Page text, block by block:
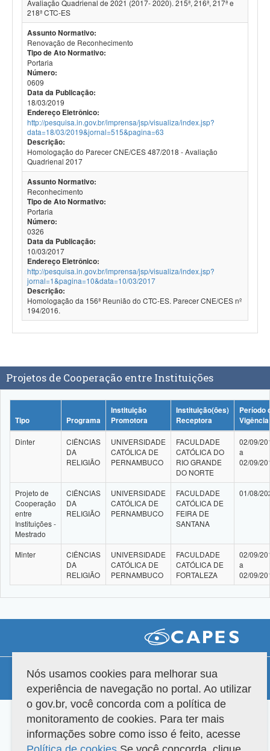
Avaliação Quadrienal de 2021 (2017- 2020). 215ª, 216ª, 217ª e
218ª CTC-ES
Assunto Normativo:
Renovação de Reconhecimento
Tipo de Ato Normativo:
Portaria
Número:
0609
Data da Publicação:
18/03/2019
Endereço Eletrônico:
http://pesquisa.in.gov.br/imprensa/jsp/visualiza/index.jsp?
data=18/03/2019&jornal=515&pagina=63
Descrição:
Homologação do Parecer CNE/CES 487/2018 - Avaliação
Quadrienal 2017
Assunto Normativo:
Reconhecimento
Tipo de Ato Normativo:
Portaria
Número:
0326
Data da Publicação:
10/03/2017
Endereço Eletrônico:
http://pesquisa.in.gov.br/imprensa/jsp/visualiza/index.jsp?
jornal=1&pagina=10&data=10/03/2017
Descrição:
Homologação da 156ª Reunião do CTC-ES. Parecer CNE/CES nº
194/2016.
Projetos de Cooperação entre Instituições
Tipo Programa
Instituição
Promotora
Instituição(ões)
Receptora
Período
Vigência
Dinter
CIÊNCIAS
DA
RELIGIÃO
UNIVERSIDADE
CATÓLICA DE
PERNAMBUCO
FACULDADE
CATÓLICA DO
RIO GRANDE
DO NORTE
02/09/
a
02/09/
Projeto de
Cooperação
entre
Instituições -
Mestrado
CIÊNCIAS
DA
RELIGIÃO
UNIVERSIDADE
CATÓLICA DE
PERNAMBUCO
FACULDADE
CATÓLICA DE
FEIRA DE
SANTANA
01/08/
Minter
CIÊNCIAS
DA
RELIGIÃO
UNIVERSIDADE
CATÓLICA DE
PERNAMBUCO
FACULDADE
CATÓLICA DE
FORTALEZA
02/09/
a
02/09/
Versão do sistema: 3.88.9 Copyright 2022 Capes. Todos os direitos reservados.
Nós usamos cookies para melhorar sua
experiência de navegação no portal. Ao utilizar
o gov.br, você concorda com a política de
monitoramento de cookies. Para ter mais
informações sobre como isso é feito, acesse